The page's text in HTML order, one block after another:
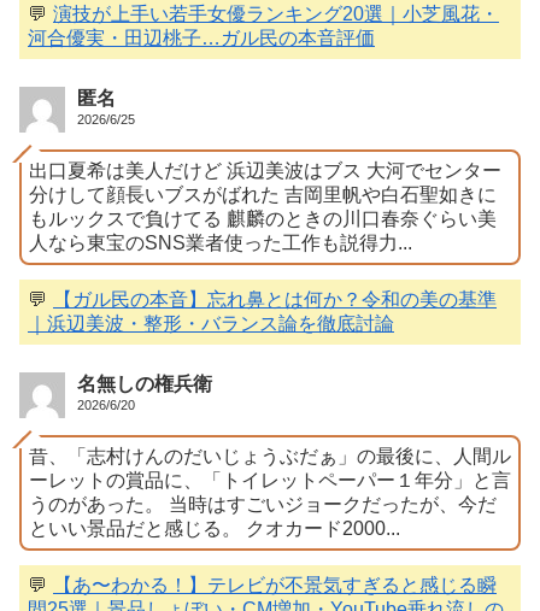
💬 演技が上手い若手女優ランキング20選｜小芝風花・
河合優実・田辺桃子…ガル民の本音評価
匿名
2026/6/25
出口夏希は美人だけど 浜辺美波はブス 大河でセンター
分けして顔長いブスがばれた 吉岡里帆や白石聖如きに
もルックスで負けてる 麒麟のときの川口春奈ぐらい美
人なら東宝のSNS業者使った工作も説得力...
💬
【ガル民の本音】忘れ鼻とは何か？令和の美の基準
｜浜辺美波・整形・バランス論を徹底討論
名無しの権兵衛
2026/6/20
昔、「志村けんのだいじょうぶだぁ」の最後に、人間ル
ーレットの賞品に、「トイレットペーパー１年分」と言
うのがあった。 当時はすごいジョークだったが、今だ
といい景品だと感じる。 クオカード2000...
💬
【あ〜わかる！】テレビが不景気すぎると感じる瞬